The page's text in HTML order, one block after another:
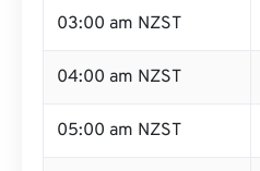
03:00 am NZST
04:00 am NZST
05:00 am NZST